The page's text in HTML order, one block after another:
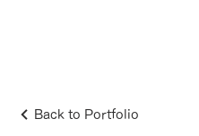
Back to Portfolio